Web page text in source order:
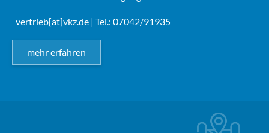
vertrieb[at]vkz.de | Tel.: 07042/91935
mehr erfahren